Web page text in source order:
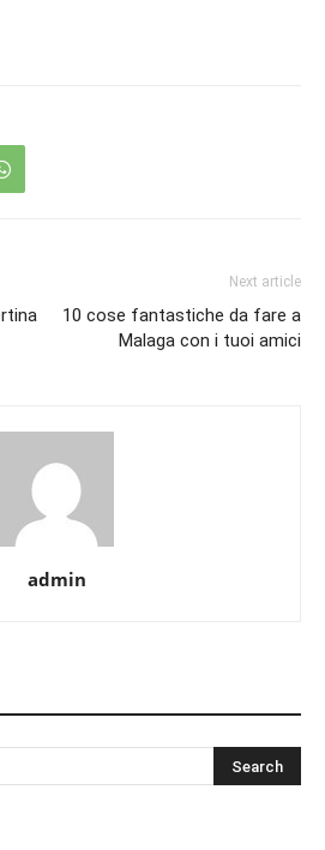
Next article
10 cose fantastiche da fare a
Malaga con i tuoi amici
admin